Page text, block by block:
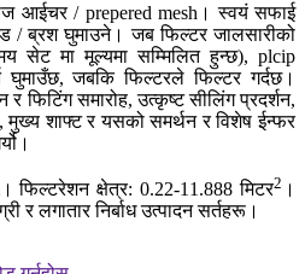
आईचर / prepered mesh। स्वयं सफाई
/ ब्रश घुमाउने। जब फिल्टर जालसारीको
सेट मा मूल्यमा सम्मिलित हुन्छ), plcip
घुमाउँछ, जबकि फिल्टरले फिल्टर गर्दछ।
समारोह, उत्कृष्ट सीलिंग प्रदर्शन,
शाफ्ट र यसको समर्थन र विशेष ईन्फर
फिल्टरेशन क्षेत्र: 0.22-11.888 मिटर2 ।
र लगातार निर्बाध उत्पादन सर्तहरू।